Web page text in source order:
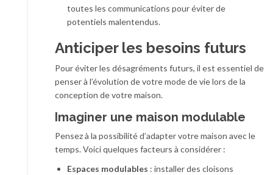
toutes les communications pour éviter de
potentiels malentendus.
Anticiper les besoins futurs
Pour éviter les désagréments futurs, il est essentiel de
penser à l’évolution de votre mode de vie lors de la
conception de votre maison.
Imaginer une maison modulable
Pensez à la possibilité d’adapter votre maison avec le
temps. Voici quelques facteurs à considérer :
Espaces modulables : installer des cloisons